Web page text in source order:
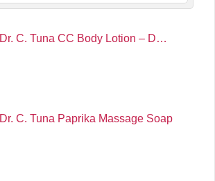
Dr. C. Tuna CC Body Lotion – D…
Dr. C. Tuna Paprika Massage Soap